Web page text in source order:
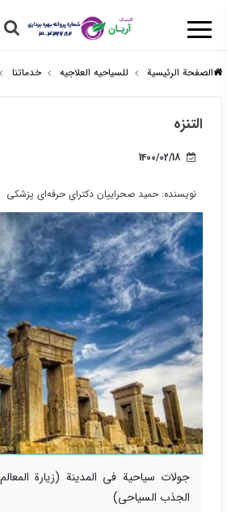
الصفحة الرئيسية للسیاحیه العلاجیه خدماتنا
التنزه
1400/02/18
نویسنده: حمید صحراییان دکترای حرفه‌ای پزشکی
جولات سياحية في المدينة (زيارة المعالم
الجذب السياحي)